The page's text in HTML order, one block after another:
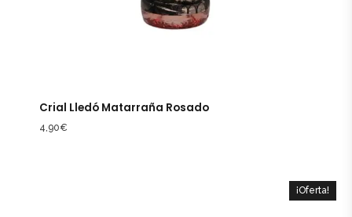
Crial Lledó Matarraña Rosado
4,90€
¡Oferta!